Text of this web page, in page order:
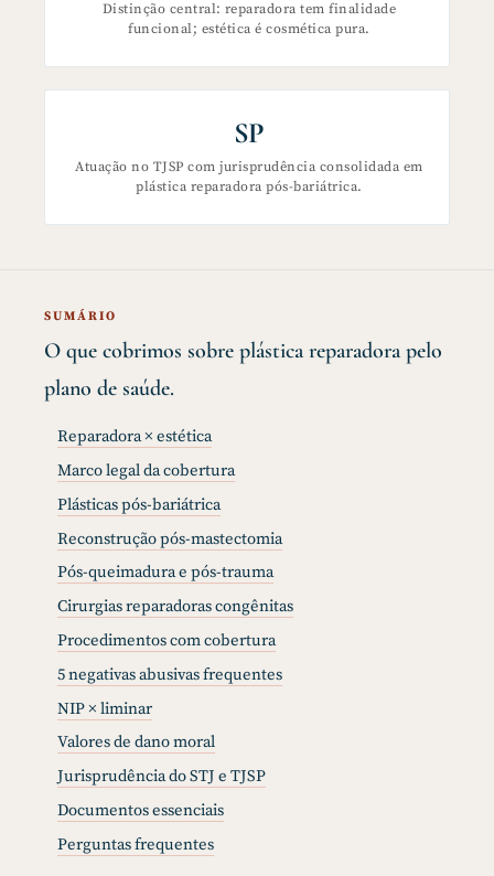
Distinção central: reparadora tem finalidade
funcional; estética é cosmética pura.
SP
Atuação no TJSP com jurisprudência consolidada em
plástica reparadora pós-bariátrica.
SUMÁRIO
O que cobrimos sobre plástica reparadora pelo
plano de saúde.
Reparadora × estética
Marco legal da cobertura
Plásticas pós-bariátrica
Reconstrução pós-mastectomia
Pós-queimadura e pós-trauma
Cirurgias reparadoras congênitas
Procedimentos com cobertura
5 negativas abusivas frequentes
NIP × liminar
Valores de dano moral
Jurisprudência do STJ e TJSP
Documentos essenciais
Perguntas frequentes